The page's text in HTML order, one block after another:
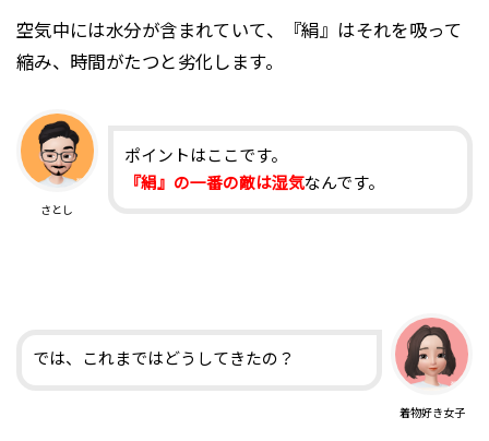
空気中には水分が含まれていて、『絹』はそれを吸って
縮み、時間がたつと劣化します。
さとし
ポイントはここです。
『絹』の一番の敵は湿気なんです。
着物好き女子
では、これまではどうしてきたの？